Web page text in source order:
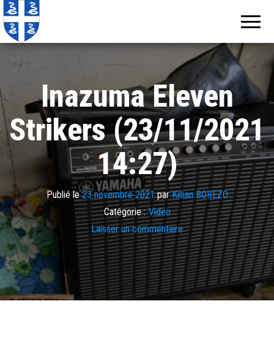
Inazuma Eleven
Strikers (23/11/2021
14:27)
Publié le23 novembre 2021parKillian BOREZO
Catégorie : Video
Laisser un commentaire